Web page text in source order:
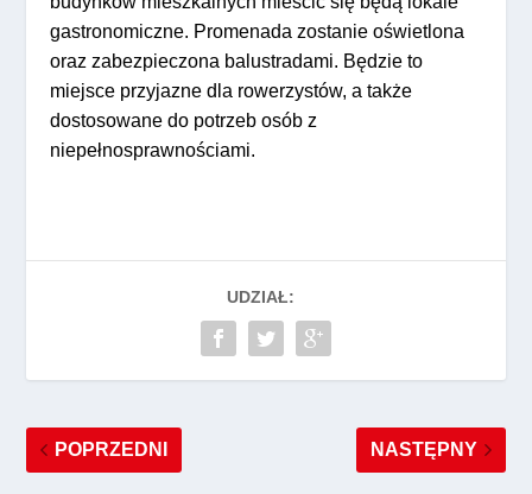
gastronomiczne. Promenada zostanie oświetlona
oraz zabezpieczona balustradami. Będzie to
miejsce przyjazne dla rowerzystów, a także
dostosowane do potrzeb osób z
niepełnosprawnościami.
UDZIAŁ:
POPRZEDNI NASTĘPNY